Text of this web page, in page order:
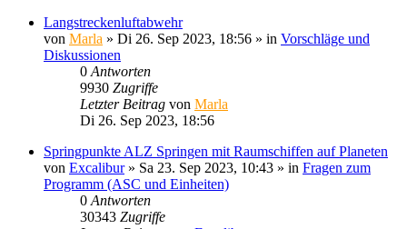
Langstreckenluftabwehr
von Marla » Di 26. Sep 2023, 18:56 » in Vorschläge und
Diskussionen
0 Antworten
9930 Zugriffe
Letzter Beitrag von Marla
Di 26. Sep 2023, 18:56
Springpunkte ALZ Springen mit Raumschiffen auf Planeten
von Excalibur» Sa 23. Sep 2023, 10:43 » in Fragen zum
Programm (ASC und Einheiten)
0 Antworten
30343 Zugriffe